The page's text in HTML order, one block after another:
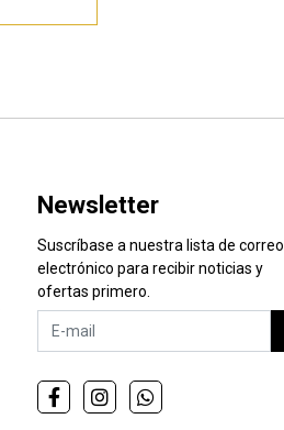
Newsletter
Suscríbase a nuestra lista de correo
electrónico para recibir noticias y
ofertas primero.